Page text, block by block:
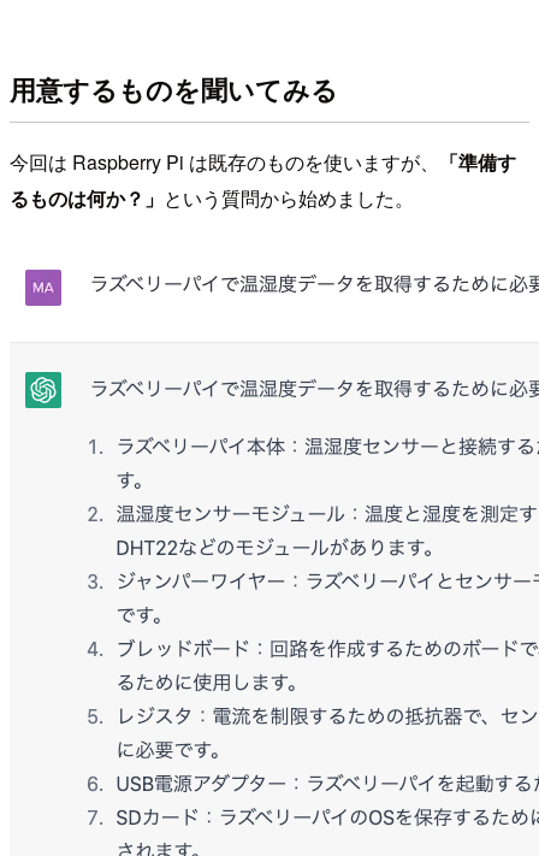
用意するものを聞いてみる
今回は Raspberry Pi は既存のものを使いますが、
「準備す
るものは何か？」 という質問から始めました。